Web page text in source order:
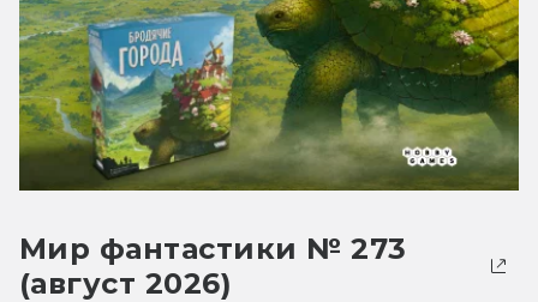
Мир фантастики № 273
(август 2026)